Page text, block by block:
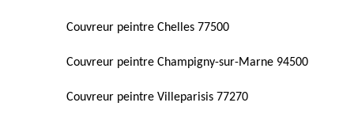
Couvreur peintre Chelles 77500
Couvreur peintre Champigny-sur-Marne 94500
Couvreur peintre Villeparisis 77270